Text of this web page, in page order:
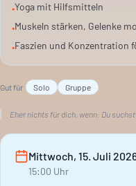
Suchst du eine ruhige
bringt.
•Yoga mit Hilfsmitteln
•Muskeln stärken, Gelenke
•Faszien und Konzentration
Gut für Solo Gruppe
Eher nichts für dich, wenn: Du
Mittwoch, 15. Juli
15:00 Uhr